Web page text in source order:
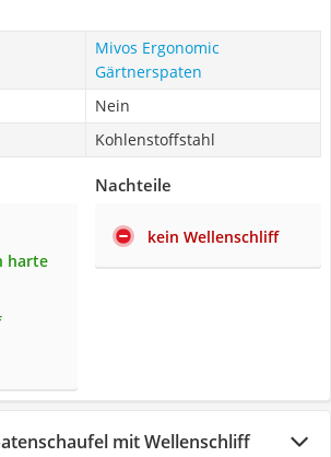
Mivos Ergonomic
Gärtnerspaten
Nein
Kohlenstoffstahl
harte
Nachteile
kein Wellenschliff
mit Wellenschliff